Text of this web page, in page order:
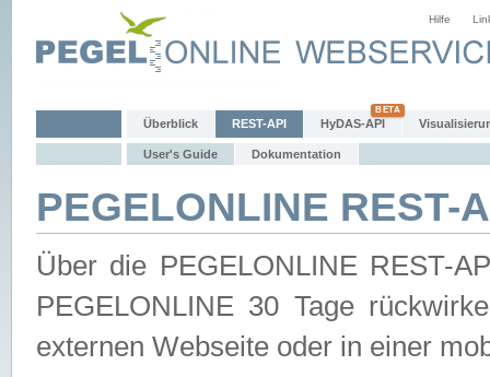
Hilfe
Überblick REST-API HyDAS-API
User's Guide Dokumentation
PEGELONLINE REST-
Über die PEGELONLINE REST-
PEGELONLINE 30 Tage
externen Webseite oder in einer